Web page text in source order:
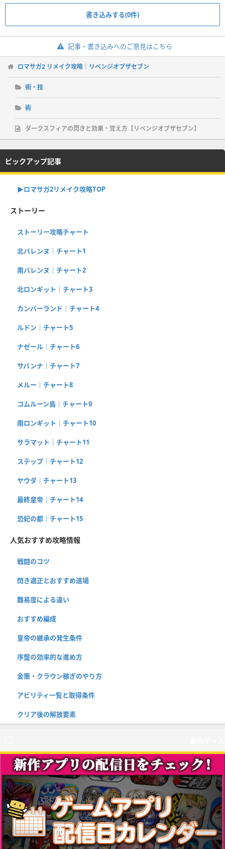
書き込みする(0件)
記事・書き込みへのご意見はこちら
ロマサガ2 リメイク攻略｜リベンジオブザセブン
術・技
術
ダークスフィアの閃きと効果・覚え方【リベンジオブザセブン】
ピックアップ記事
▶︎ロマサガ2リメイク攻略TOP
ストーリー
ストーリー攻略チャート
北バレンヌ｜チャート1
南バレンヌ｜チャート2
北ロンギット｜チャート3
カンバーランド｜チャート4
ルドン｜チャート5
ナゼール｜チャート6
サバンナ｜チャート7
メルー｜チャート8
コムルーン島｜チャート9
南ロンギット｜チャート10
サラマット｜チャート11
ステップ｜チャート12
ヤウダ｜チャート13
最終皇帝｜チャート14
恐妃の都｜チャート15
人気おすすめ攻略情報
戦闘のコツ
閃き適正とおすすめ道場
難易度による違い
おすすめ編成
皇帝の継承の発生条件
序盤の効率的な進め方
金策・クラウン稼ぎのやり方
アビリティ一覧と取得条件
クリア後の解放要素